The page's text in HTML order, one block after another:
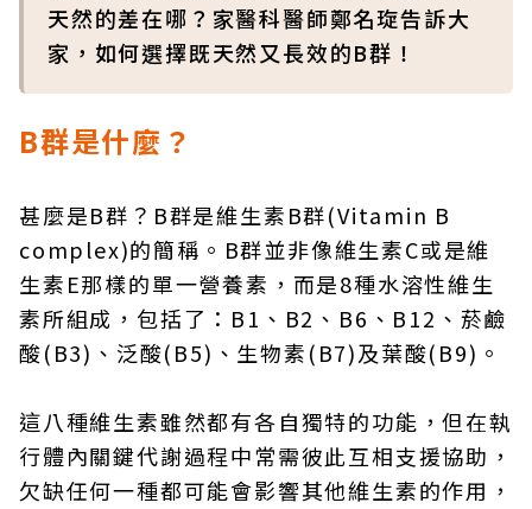
天然的差在哪？家醫科醫師鄭名琁告訴大
家，如何選擇既天然又長效的B群！
B群是什麼？
甚麼是B群？B群是維生素B群(Vitamin B
complex)的簡稱。B群並非像維生素C或是維
生素E那樣的單一營養素，而是8種水溶性維生
素所組成，包括了：B1、B2、B6、B12、菸鹼
酸(B3)、泛酸(B5)、生物素(B7)及葉酸(B9)。
這八種維生素雖然都有各自獨特的功能，但在執
行體內關鍵代謝過程中常需彼此互相支援協助，
欠缺任何一種都可能會影響其他維生素的作用，